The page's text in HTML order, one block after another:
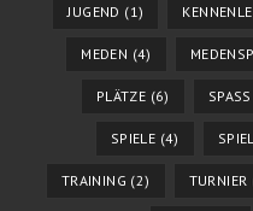
JUGEND (1)
MEDEN (4)
PLÄTZE (6) SPASS
SPIELE (4)
TRAINING (2) TURNIER